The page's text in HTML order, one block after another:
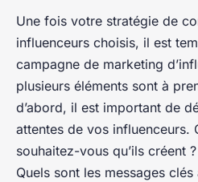
Une fois votre stratégie de
influenceurs choisis, il est
campagne de marketing
plusieurs éléments sont à
d’abord, il est important de
attentes de vos influenceurs.
souhaitez-vous qu’ils créent
Quels sont les messages